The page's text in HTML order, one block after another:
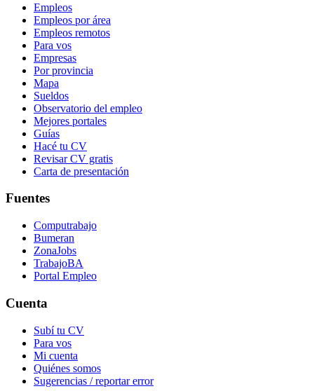
Empleos
Empleos por área
Empleos remotos
Para vos
Empresas
Por provincia
Mapa
Sueldos
Observatorio del empleo
Mejores portales
Guías
Hacé tu CV
Revisar CV gratis
Carta de presentación
Fuentes
Computrabajo
Bumeran
ZonaJobs
TrabajoBA
Portal Empleo
Cuenta
Subí tu CV
Para vos
Mi cuenta
Quiénes somos
Sugerencias / reportar error